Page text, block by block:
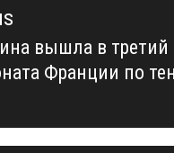
вышла в третий
Франции по